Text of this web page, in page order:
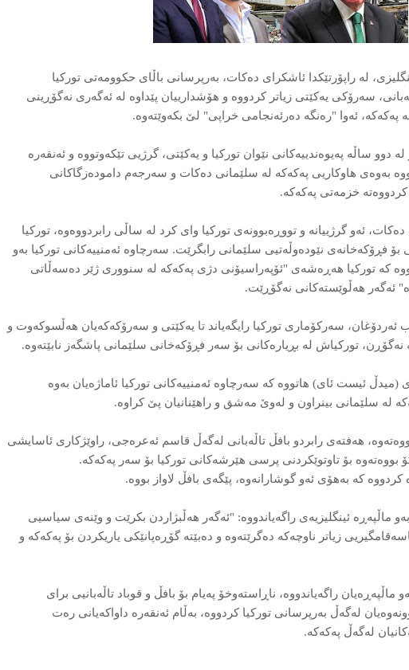
لە راپۆرتێکدا ئاشکرای دەکات، بەرپرسانی باڵای حکوومەتی تورکیا
سەرۆکی یەکێتی زیاتر کردووە و هۆشدارییان پێداوە لە ئەگەری نەگۆڕینی
ئەوا "رەنگە دەرئەنجامی خراپی" لێ بکەوێتەوە.
لە دوو ساڵە پەیوەندییەکانی نێوان تورکیا و یەکێتی، گرژیی تێکەوتووە و ئەنقەرە
بەوەی هاوکاریی پەکەکە لە سلێمانی دەکات و سەرجەم دامودەزگاکانی
خزمەتی پەکەکە.
دەکات، ئەو گرژییانە و تووڕەبوونەی تورکیا وای کرد لە ساڵی رابردووەوە، تورکیا
فڕۆکەخانەی نێودەوڵەتیی سلێمانی رابگرێت. سەرچاوە ئەمنییەکانی تورکیا بەو
کە تورکیا هەڕەشەی "ئۆپەراسیۆنی دژی پەكەكە لە سنووری ژێر دەسەڵاتی
ئەگەر هەڵوێستەکانی نەگۆڕێت.
سەرکۆماری تورکیا رایگەیاند تا یەکێتی و سەرۆکەکەیان هەڵسوکەوت و
نەگۆڕن، تورکیاش لە بڕیارەکانی بۆ سەر فڕۆکەخانی سلێمانی پاشگەز نابێتەوە.
(میدڵ ئیست ئای) هاتووە کە سەرچاوە ئەمنییەکانی تورکیا ئاماژەیان بەوە
لە سلێمانی بینراون و لەوێ مەشق و راهێنانیان پێ کراوە.
هەفتەی رابردو بافڵ تاڵەبانی لەگەڵ قاسم ئەعرەجی، راوێژکاری ئاسایشی
بووەتەوە بۆ تاوتوێکردنی پرسی هێرشەکانی تورکیا بۆ سەر پەکەکە.
کە بەهۆی ئەو گوشارانەوە، پێگەی بافڵ لاواز بووە.
ماڵپەڕە ئینگلیزیەی راگەیاندووە: "ئەگەر هەڵبژاردن بکرێت و وێنەی سیاسیی
زیاتر ناوچەکە دەگرێتەوە و دەبێتە گۆڕەپانێکی یاریکردن بۆ پەکەکە و
ماڵپەڕەیان راگەیاندووە، ناڕاستەوخۆ پەیام بۆ بافڵ و قوباد تاڵەبانیی برای
لەگەڵ بەرپرسانی تورکیا کردووە، بەڵام ئەنقەرە داواکەیانی رەت
لەگەڵ پەکەکە.